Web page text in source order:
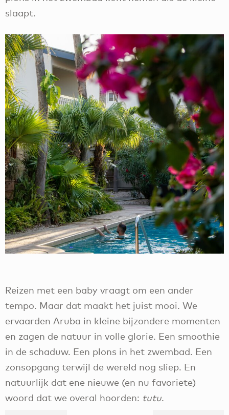
slaapt.
Reizen met een baby vraagt om een ander
tempo. Maar dat maakt het juist mooi. We
ervaarden Aruba in kleine bijzondere momenten
en zagen de natuur in volle glorie. Een smoothie
in de schaduw. Een plons in het zwembad. Een
zonsopgang terwijl de wereld nog sliep. En
natuurlijk dat ene nieuwe (en nu favoriete)
woord dat we overal hoorden: tutu.